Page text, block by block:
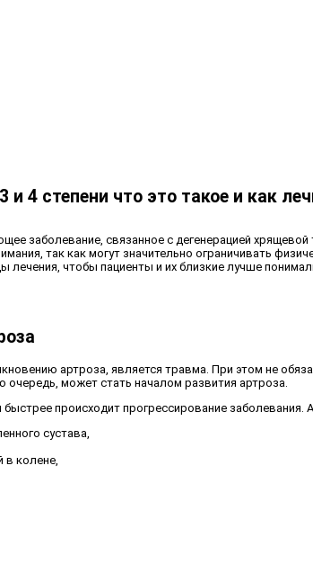
и 4 степени что это такое и как
заболевание, связанное с дегенерацией
так как могут значительно ограничивать
чтобы пациенты и их близкие лучше
артроза, является травма. При этом не
может стать началом развития артроза.
происходит прогрессирование
сустава,
в колене,